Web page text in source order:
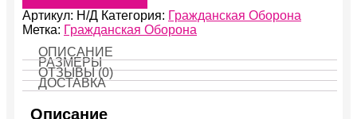
Артикул: Н/Д Категория: Гражданская Оборона
Метка: Гражданская Оборона
ОПИСАНИЕ
РАЗМЕРЫ
ОТЗЫВЫ (0)
ДОСТАВКА
Описание